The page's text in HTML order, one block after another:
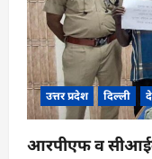
उत्तर प्रदेश दिल्ली
आरपीएफ व